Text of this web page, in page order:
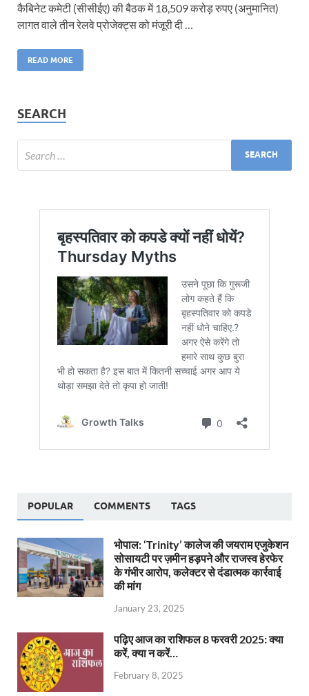
कैबिनेट कमेटी (सीसीईए) की बैठक में 18,509 करोड़ रुपए (अनुमानित)
लागत वाले तीन रेलवे प्रोजेक्ट्स को मंजूरी दी …
READ MORE
SEARCH
POPULAR COMMENTS TAGS
भोपाल: ‘Trinity’ कालेज की जयराम एजुकेशन
सोसायटी पर ज़मीन हड़पने और राजस्व हेरफेर
के गंभीर आरोप, कलेक्टर से दंडात्मक कार्रवाई
की मांग
January 23, 2025
पढ़िए आज का राशिफल 8 फरवरी 2025: क्या
करें, क्या न करें…
February 8, 2025